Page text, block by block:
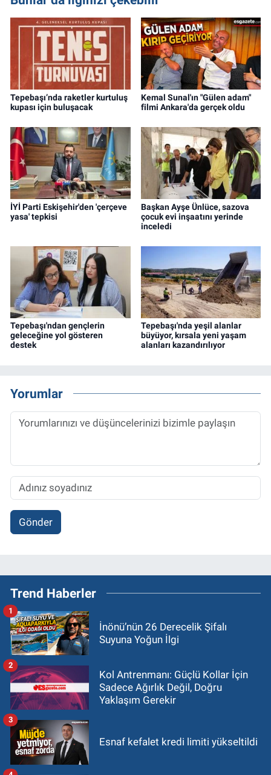
Tepebaşı’nda raketler kurtuluş
kupası için buluşacak
Kemal Sunal'ın "Gülen adam"
filmi Ankara'da gerçek oldu
İYİ Parti Eskişehir'den 'çerçeve
yasa' tepkisi
Başkan Ayşe Ünlüce, sazova
çocuk evi inşaatını yerinde
inceledi
Tepebaşı'ndan gençlerin
geleceğine yol gösteren
destek
Tepebaşı'nda yeşil alanlar
büyüyor, kırsala yeni yaşam
alanları kazandırılıyor
Yorumlar
Gönder
Trend Haberler
İnönü’nün 26 Derecelik Şifalı
Suyuna Yoğun İlgi
1
Kol Antrenmanı: Güçlü Kollar İçin
Sadece Ağırlık Değil, Doğru
Yaklaşım Gerekir
2
Esnaf kefalet kredi limiti yükseltildi
3